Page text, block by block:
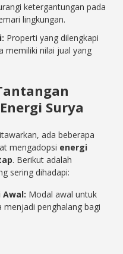
ketergantungan pada
lingkungan.
Properti yang dilengkapi
memiliki nilai jual yang
Surya
ada beberapa
mengadopsi energi
. Berikut adalah
sering dihadapi:
Awal: Modal awal untuk
menjadi penghalang bagi